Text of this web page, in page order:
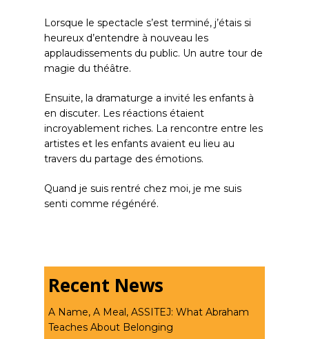
Lorsque le spectacle s’est terminé, j’étais si
heureux d’entendre à nouveau les
applaudissements du public. Un autre tour de
magie du théâtre.
Ensuite, la dramaturge a invité les enfants à
en discuter. Les réactions étaient
incroyablement riches. La rencontre entre les
artistes et les enfants avaient eu lieu au
travers du partage des émotions.
Quand je suis rentré chez moi, je me suis
senti comme régénéré.
Recent News
A Name, A Meal, ASSITEJ: What Abraham
Teaches About Belonging